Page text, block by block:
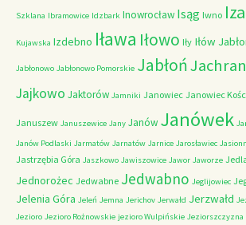
Szklana Ibramowice Idzbark Inowrocław Isąg Iwno
Kujawska Izdebno Iława Iłowo Iły Iłów
Jabłonowo Jabłonowo Pomorskie Jabłoń
Jajkowo Jaktorów Jamniki Janowiec Janowiec
Januszew Januszewice Jany Janów Janówek
Janów Podlaski Jarmatów Jarnatów Jarnice Jarosławiec
Jastrzębia Góra Jaszkowo Jawiszowice Jawor Jaworze
Jednorożec Jedwabne Jedwabno Jeglijowiec
Jelenia Góra Jeleń Jemna Jerichov Jerwałd Jerzwałd
Jezioro Jezioro Rożnowskie jezioro Wulpińskie Jeziorszczyzna